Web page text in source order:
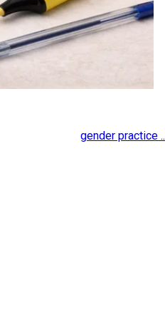
gender practice ..